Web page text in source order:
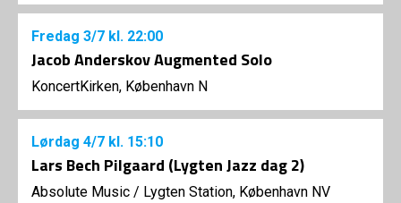
Fredag 3/7 kl. 22:00
Jacob Anderskov Augmented Solo
KoncertKirken, København N
Lørdag 4/7 kl. 15:10
Lars Bech Pilgaard (Lygten Jazz dag 2)
Absolute Music / Lygten Station, København NV